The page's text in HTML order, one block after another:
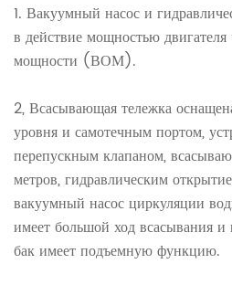
1. Вакуумный насос и
в действие мощностью двигателя
мощности (ВОМ).
2, Всасывающая тележка
уровня и самотечным портом,
перепускным клапаном,
метров, гидравлическим
вакуумный насос циркуляции
имеет большой ход всасывания
бак имеет подъемную функцию.